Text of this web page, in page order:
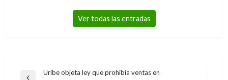
Ver todas las entradas
Navegación
Uribe objeta ley que prohibía ventas en